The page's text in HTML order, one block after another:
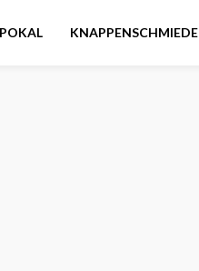
KNAPPENSCHMIEDE